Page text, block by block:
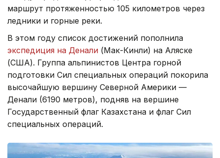
маршрут протяженностью 105 километров через
ледники и горные реки.
В этом году список достижений пополнила
экспедиция на Денали (Мак-Кинли) на Аляске
(США). Группа альпинистов Центра горной
подготовки Сил специальных операций покорила
высочайшую вершину Северной Америки —
Денали (6190 метров), подняв на вершине
Государственный флаг Казахстана и флаг Сил
специальных операций.